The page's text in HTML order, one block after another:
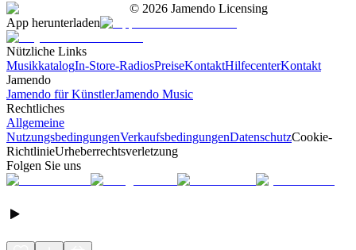
© 2026 Jamendo Licensing
App herunterladen
Nützliche Links
MusikkatalogIn-Store-RadiosPreiseKontaktHilfecenterKontakt
Jamendo
Jamendo für KünstlerJamendo Music
Rechtliches
Allgemeine
NutzungsbedingungenVerkaufsbedingungenDatenschutzCookie-
RichtlinieUrheberrechtsverletzung
Folgen Sie uns